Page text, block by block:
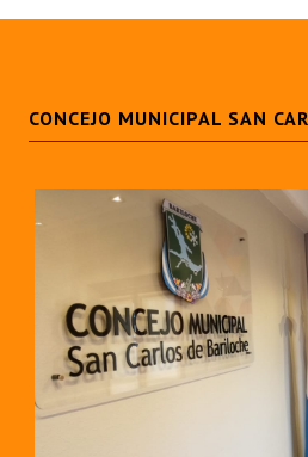
CONCEJO MUNICIPAL SAN